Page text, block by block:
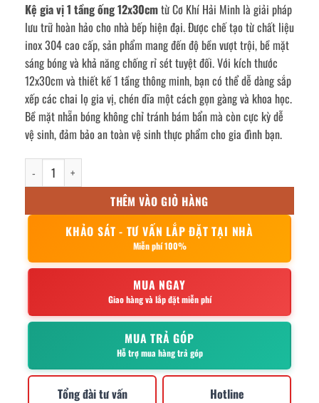
Kệ gia vị 1 tầng ống 12x30cmtừ Cơ Khí Hải Minh là giải pháp
lưu trữ hoàn hảo cho nhà bếp hiện đại. Được chế tạo từ chất liệu
inox 304 cao cấp, sản phẩm mang đến độ bền vượt trội, bề mặt
sáng bóng và khả năng chống rỉ sét tuyệt đối. Với kích thước
12x30cm và thiết kế 1 tầng thông minh, bạn có thể dễ dàng sắp
xếp các chai lọ gia vị, chén dĩa một cách gọn gàng và khoa học.
Bề mặt nhẵn bóng không chỉ tránh bám bẩn mà còn cực kỳ dễ
vệ sinh, đảm bảo an toàn vệ sinh thực phẩm cho gia đình bạn.
kệ gia vị 1 tầng ống 12x30cm số lượng
THÊM VÀO GIỎ HÀNG
KHẢO SÁT - TƯ VẤN LẮP ĐẶT TẠI NHÀ
Miễn phí 100%
MUA NGAY
Giao hàng và lắp đặt miễn phí
MUA TRẢ GÓP
Hỗ trợ mua hàng trả góp
Tổng đài tư vấn Hotline